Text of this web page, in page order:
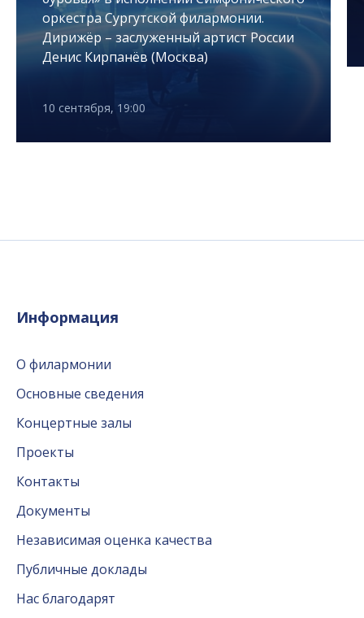
оркестра Сургутской филармонии.
Дирижёр – заслуженный артист России
Денис Кирпанёв (Москва)
10 сентября, 19:00
Информация
О филармонии
Основные сведения
Концертные залы
Проекты
Контакты
Документы
Независимая оценка качества
Публичные доклады
Нас благодарят